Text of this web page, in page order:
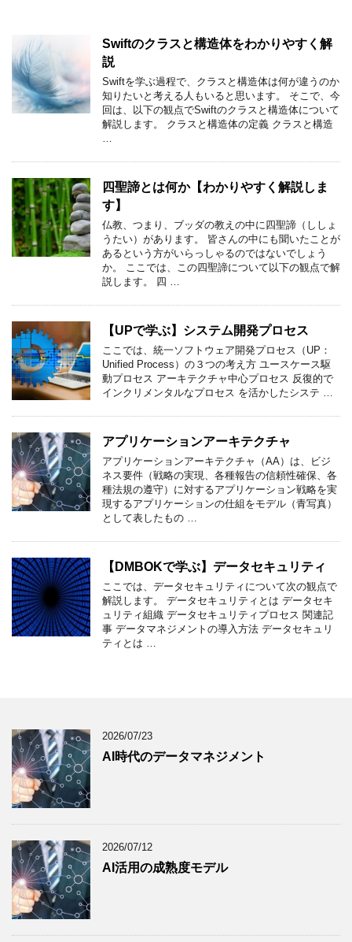
Swiftのクラスと構造体をわかりやすく解
説
Swiftを学ぶ過程で、クラスと構造体は何が違うのか
知りたいと考える人もいると思います。 そこで、今
回は、以下の観点でSwiftのクラスと構造体について
解説します。 クラスと構造体の定義 クラスと構造
…
四聖諦とは何か【わかりやすく解説しま
す】
仏教、つまり、ブッダの教えの中に四聖諦（ししょ
うたい）があります。 皆さんの中にも聞いたことが
あるという方がいらっしゃるのではないでしょう
か。 ここでは、この四聖諦について以下の観点で解
説します。 四 …
【UPで学ぶ】システム開発プロセス
ここでは、統一ソフトウェア開発プロセス（UP：
Unified Process）の３つの考え方 ユースケース駆
動プロセス アーキテクチャ中心プロセス 反復的で
インクリメンタルなプロセス を活かしたシステ …
アプリケーションアーキテクチャ
アプリケーションアーキテクチャ（AA）は、ビジ
ネス要件（戦略の実現、各種報告の信頼性確保、各
種法規の遵守）に対するアプリケーション戦略を実
現するアプリケーションの仕組をモデル（青写真）
として表したもの …
【DMBOKで学ぶ】データセキュリティ
ここでは、データセキュリティについて次の観点で
解説します。 データセキュリティとは データセキ
ュリティ組織 データセキュリティプロセス 関連記
事 データマネジメントの導入方法 データセキュリ
ティとは …
2026/07/23
AI時代のデータマネジメント
2026/07/12
AI活用の成熟度モデル